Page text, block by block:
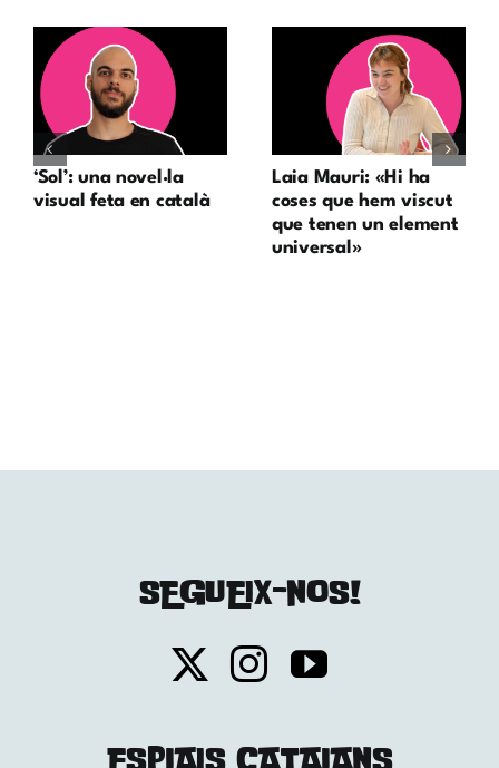
‘Sol’: una novel·la
visual feta en català
Laia Mauri: «Hi ha
coses que hem viscut
que tenen un element
universal»
SEGUEIX-NOS!
ESPLAIS CATALANS